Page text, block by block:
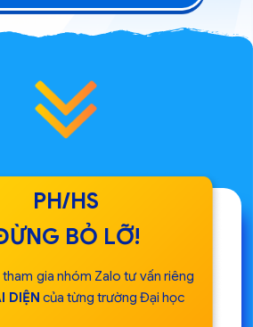
PH/HS
BỎ LỠ!
tham gia nhóm Zalo tư vấn riêng
DIỆN của từng trường Đại học